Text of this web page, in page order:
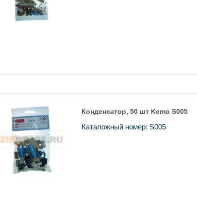
Конденсатор, 50 шт Kemo S005
Каталожный номер: S005